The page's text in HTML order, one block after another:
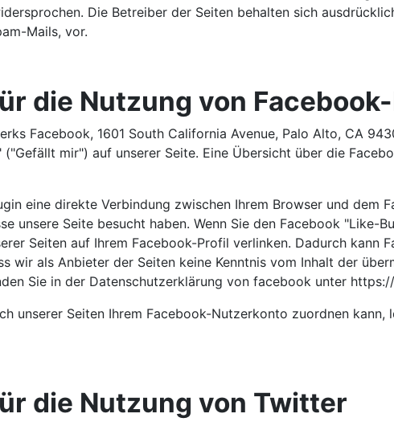
Die Betreiber der Seiten behalten sich
Mails, vor.
die Nutzung von
Facebook, 1601 South California Avenue, Palo Alto, CA
mir") auf unserer Seite. Eine Übersicht über die
eine direkte Verbindung zwischen Ihrem Browser und dem
unsere Seite besucht haben. Wenn Sie den Facebook "Like-
Seiten auf Ihrem Facebook-Profil verlinken. Dadurch kann
wir als Anbieter der Seiten keine Kenntnis vom Inhalt der
Sie in der Datenschutzerklärung von facebook unter
unserer Seiten Ihrem Facebook-Nutzerkonto zuordnen
die Nutzung von Twitter